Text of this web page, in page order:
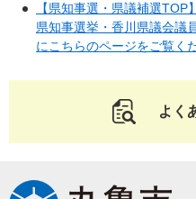
【県知事選・県議補選
県知事選挙・香川県議会議
にこちらのページをご覧く
よく